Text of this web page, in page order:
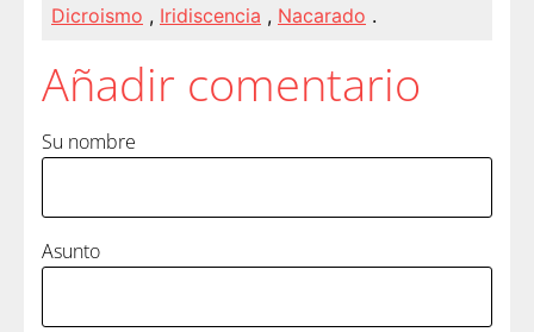
Dicroismo , Iridiscencia , Nacarado .
Añadir comentario
Su nombre
Asunto